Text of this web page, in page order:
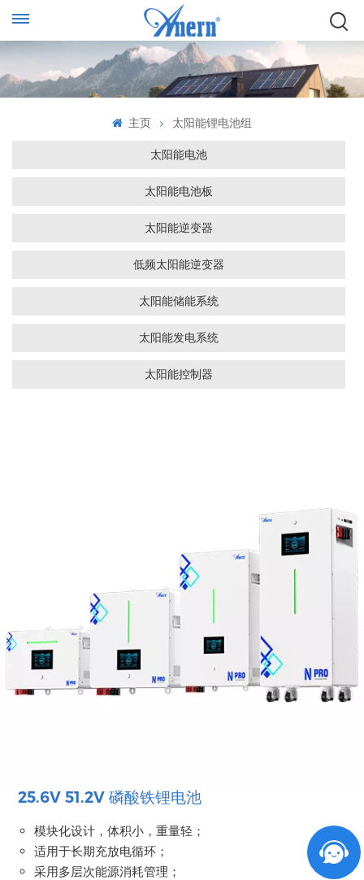
主页 太阳能锂电池组
太阳能电池
太阳能电池板
太阳能逆变器
低频太阳能逆变器
太阳能储能系统
太阳能发电系统
太阳能控制器
25.6V 51.2V 磷酸铁锂电池
模块化设计，体积小，重量轻；
适用于长期充放电循环；
采用多层次能源消耗管理；